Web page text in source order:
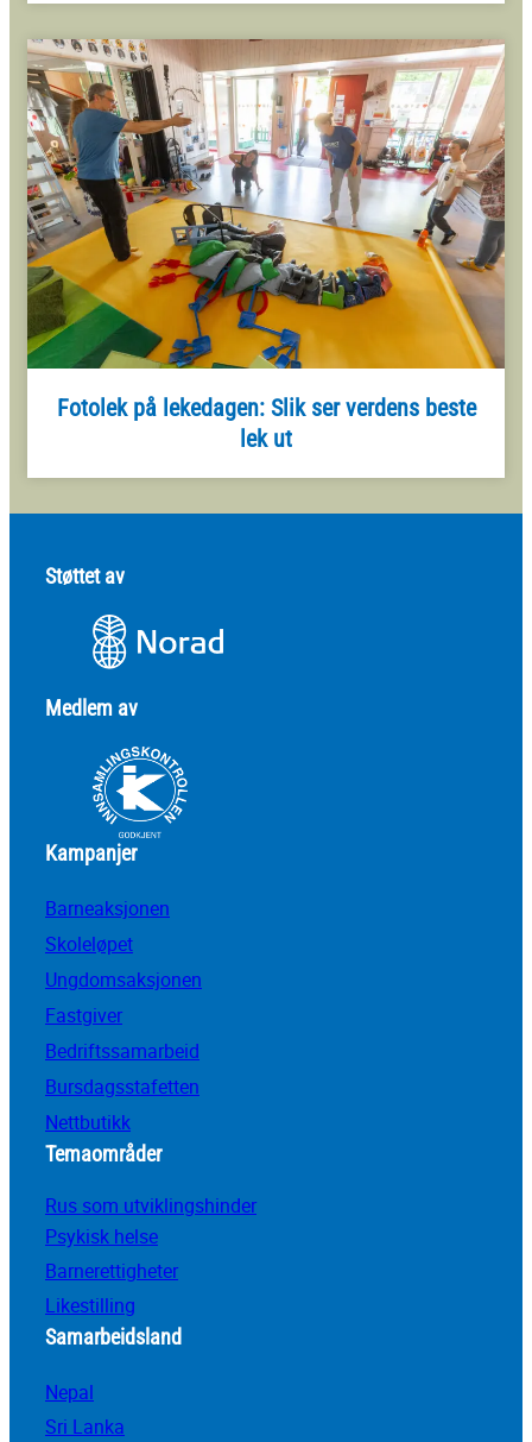
Fotolek på lekedagen: Slik ser verdens beste
lek ut
Støttet av
Medlem av
Kampanjer
Barneaksjonen
Skoleløpet
Ungdomsaksjonen
Fastgiver
Bedriftssamarbeid
Bursdagsstafetten
Nettbutikk
Temaområder
Rus som utviklingshinder
Psykisk helse
Barnerettigheter
Likestilling
Samarbeidsland
Nepal
Sri Lanka